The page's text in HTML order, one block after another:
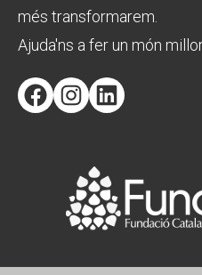
més transformarem.
Ajuda'ns a fer un món
FacebookInstagram
LinkedIn